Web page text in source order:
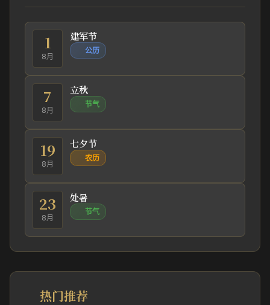
1
8月
建军节
公历
7
8月
立秋
节气
19
8月
七夕节
农历
23
8月
处暑
节气
热门推荐